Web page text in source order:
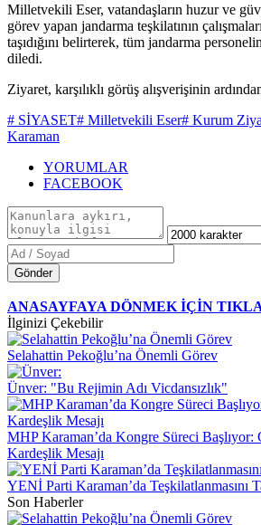
Milletvekili Eser, vatandaşların huzur ve
görev yapan jandarma teşkilatının
taşıdığını belirterek, tüm jandarma
diledi.
Ziyaret, karşılıklı görüş alışverişinin
# SİYASET# Milletvekili Eser# Kurum
Karaman
YORUMLAR
FACEBOOK
Gönder
ANASAYFAYA DÖNMEK İÇİN
İlginizi Çekebilir
Selahattin Pekoğlu’na Önemli Görev
Ünver: "Bu Rejimin Adı Vicdansızlık"
MHP Karaman’da Kongre Süreci Başlıyor:
Kardeşlik Mesajı
YENİ Parti Karaman’da Teşkilatlanmasını
Son Haberler